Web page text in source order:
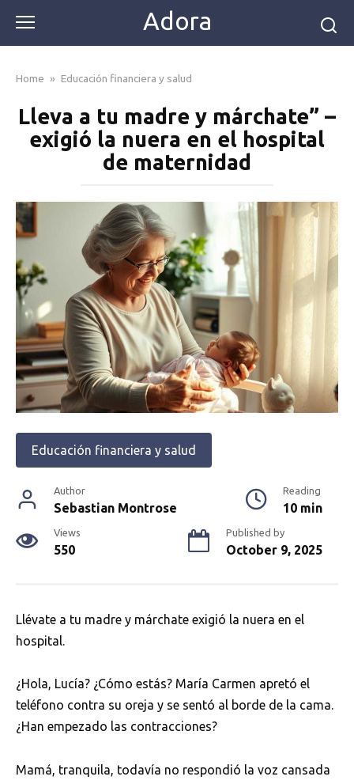
content
Adora
Home » Educación financiera y salud
Lleva a tu madre y márchate” –
exigió la nuera en el hospital
de maternidad
Educación financiera y salud
Author
Sebastian Montrose
Reading
10 min
Views
550
Published by
October 9, 2025
Llévate a tu madre y márchate exigió la nuera en el
hospital.
¿Hola, Lucía? ¿Cómo estás? María Carmen apretó el
teléfono contra su oreja y se sentó al borde de la cama.
¿Han empezado las contracciones?
Mamá, tranquila, todavía no respondió la voz cansada